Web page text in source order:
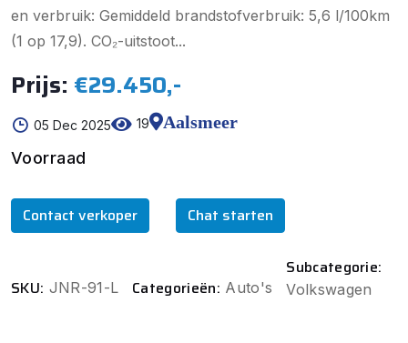
en verbruik: Gemiddeld brandstofverbruik: 5,6 l/100km
(1 op 17,9). CO₂-uitstoot...
Prijs: €29.450,-
05 Dec 2025 19
Aalsmeer
Voorraad
Contact verkoper Chat starten
SKU: JNR-91-L Categorieën: Auto's
Subcategorie:
Volkswagen